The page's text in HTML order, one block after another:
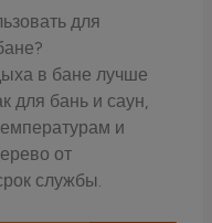
для
в бане лучше
для бань и саун,
и
от
службы.